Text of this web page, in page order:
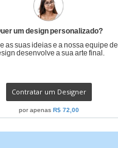
um design personalizado?
as suas ideias e a nossa equipe de
desenvolve a sua arte final.
Contratar um Designer
por apenas R$ 72,00